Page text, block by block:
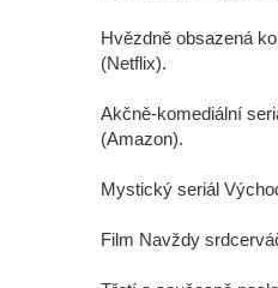
Hvězdně obsazená
(Netflix).
Akčně-komediální
(Amazon).
Mystický seriál
Film Navždy